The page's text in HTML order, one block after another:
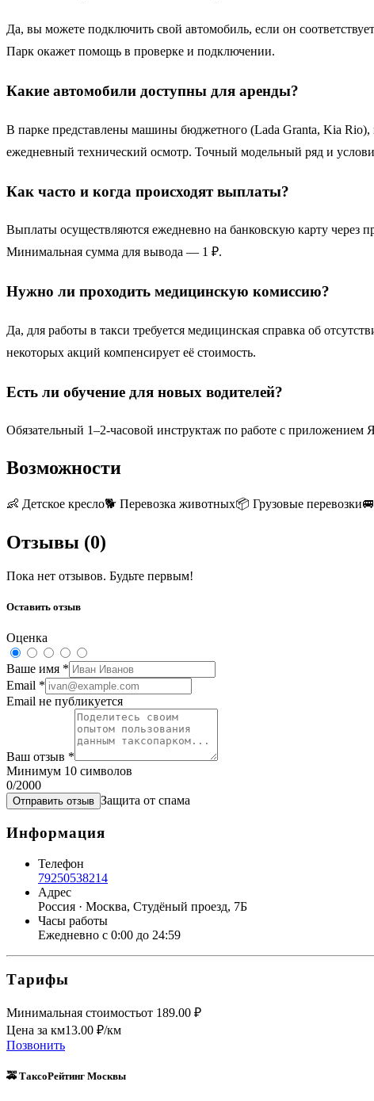
Да, вы можете подключить свой автомобиль, если он
Парк окажет помощь в проверке и подключении.
Какие автомобили доступны для аренды?
В парке представлены машины бюджетного (Lada Granta, Kia Rio),
ежедневный технический осмотр. Точный модельный ряд и
Как часто и когда происходят выплаты?
Выплаты осуществляются ежедневно на банковскую карту через
Минимальная сумма для вывода — 1 ₽.
Нужно ли проходить медицинскую комиссию?
Да, для работы в такси требуется медицинская справка об
некоторых акций компенсирует её стоимость.
Есть ли обучение для новых водителей?
Обязательный 1–2-часовой инструктаж по работе с приложением
Возможности
👶 Детское кресло🐕 Перевозка животных📦 Грузовые перевозки🚐
Отзывы (0)
Пока нет отзывов. Будьте первым!
Оставить отзыв
Оценка
Ваше имя *
Email *
Email не публикуется
Ваш отзыв *
Минимум 10 символов
0/2000
Отправить отзыв Защита от спама
Информация
Телефон
79250538214
Адрес
Россия · Москва, Студёный проезд, 7Б
Часы работы
Ежедневно с 0:00 до 24:59
Тарифы
Минимальная стоимостьот 189.00 ₽
Цена за км13.00 ₽/км
Позвонить
🚕 ТаксоРейтинг Москвы